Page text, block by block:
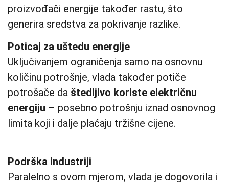
proizvođači energije također rastu, što
generira sredstva za pokrivanje razlike.
Poticaj za uštedu energije
Uključivanjem ograničenja samo na osnovnu
količinu potrošnje, vlada također potiče
potrošače da štedljivo koriste električnu
energiju – posebno potrošnju iznad osnovnog
limita koji i dalje plaćaju tržišne cijene.
Podrška industriji
Paralelno s ovom mjerom, vlada je dogovorila i